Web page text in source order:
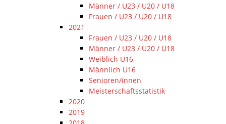
Männer / U23 / U20 / U18
Frauen / U23 / U20 / U18
2021
Frauen / U23 / U20 / U18
Männer / U23 / U20 / U18
Weiblich U16
Männlich U16
Senioren/innen
Meisterschaftsstatistik
2020
2019